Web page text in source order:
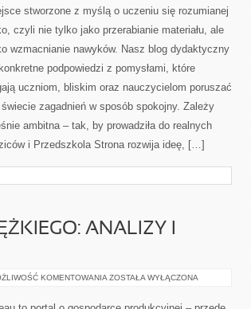
stworzone z myślą o uczeniu się rozumianej
czyli nie tylko jako przerabianie materiału, ale
wzmacnianie nawyków. Nasz blog dydaktyczny
podpowiedzi z pomysłami, które
uczniom, bliskim oraz nauczycielom poruszać
zagadnień w sposób spokojny. Zależy
ambitna – tak, by prowadziła do realnych
i Przedszkola Strona rozwija ideę, […]
ANALIZY I
KOMENTOWANIA RYNEK
ZOSTAŁA WYŁĄCZONA